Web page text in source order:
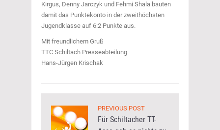
Kirgus, Denny Jarczyk und Fehmi Shala bauten
damit das Punktekonto in der zweithöchsten
Jugendklasse auf 6:2 Punkte aus.
Mit freundlichem Gruß
TTC Schiltach Presseabteilung
Hans-Jürgen Krischak
PREVIOUS POST
Für Schiltacher TT-